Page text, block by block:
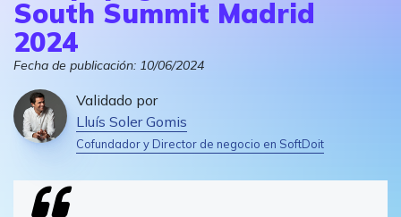
South Summit Madrid
2024
Fecha de publicación: 10/06/2024
Validado por
Lluís Soler Gomis
Cofundador y Director de negocio en SoftDoit